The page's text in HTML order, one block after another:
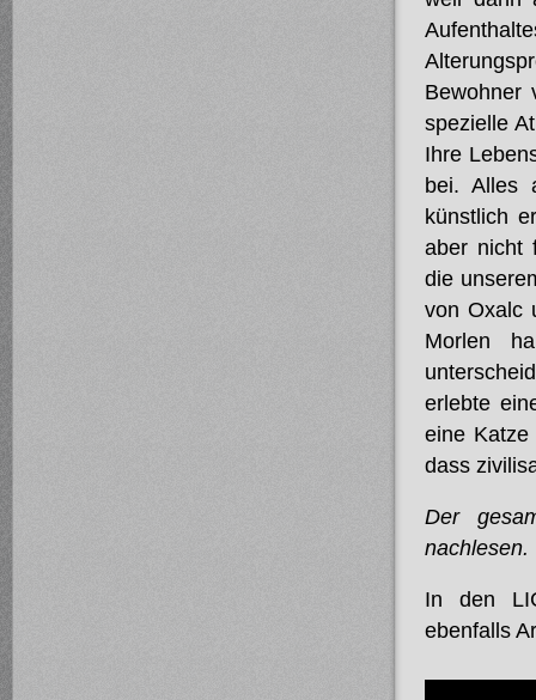
Bewohner
spezielle
Ihre
bei. Alles
künstlich
aber nicht
die
von Oxalc
Morlen
erlebte
eine
dass
Der
nachlesen.
In den
ebenfalls